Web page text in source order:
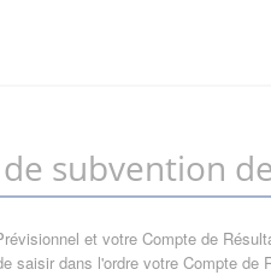
subvention
et votre Compte de
saisir dans l'ordre votre Compte